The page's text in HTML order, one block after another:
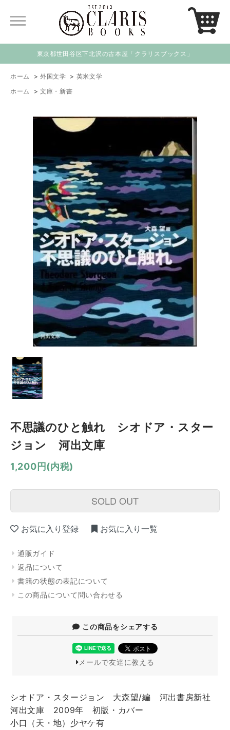
東京都世田谷区下北沢の古本屋「クラリスブックス」
ホーム > 外国文学 > 英米文学
ホーム
> 文庫・新書
不思議のひと触れ シオドア・スター
ジョン 河出文庫
1,200円(内税)
SOLD OUT
お気に入り登録 お気に入り一覧
通販ガイド
返品について
書籍の状態の表記について
この商品について問い合わせる
この商品をシェアする
メールで友達に教える
シオドア・スタージョン 大森望/編 河出書房新社
河出文庫 2009年 初版・カバー
小口（天・地）少ヤケ有